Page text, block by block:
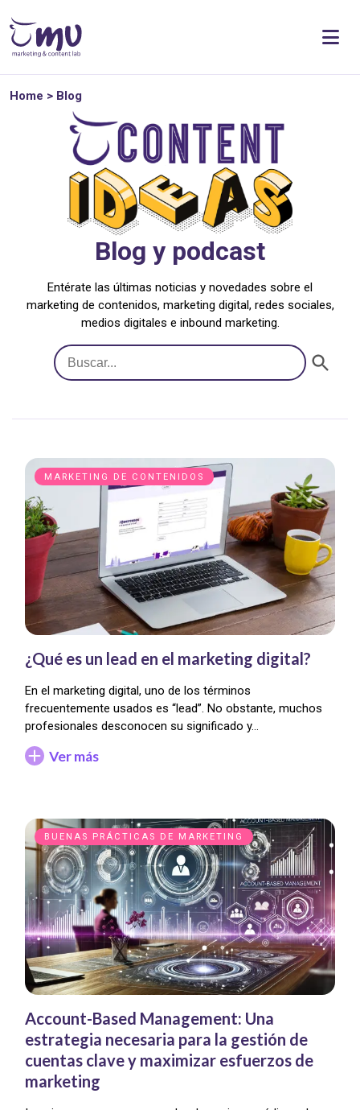
Home > Blog
Blog y podcast
Entérate las últimas noticias y novedades sobre el
marketing de contenidos, marketing digital, redes sociales,
medios digitales e inbound marketing.
Buscar:
MARKETING DE CONTENIDOS
¿Qué es un lead en el marketing digital?
En el marketing digital, uno de los términos
frecuentemente usados es “lead”. No obstante, muchos
profesionales desconocen su significado y…
Ver más
BUENAS PRÁCTICAS DE MARKETING
Account-Based Management: Una
estrategia necesaria para la gestión de
cuentas clave y maximizar esfuerzos de
marketing